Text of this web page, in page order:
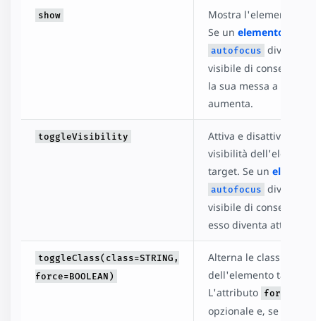
show
Mostra l'elemento
Se un elemento
autofocus diventa
visibile di
la sua messa a fuoco
aumenta.
toggleVisibility
Attiva e disattiva la
visibilità dell'elemento
target. Se un
autofocus diventa
visibile di
esso diventa attivo.
toggleClass(class=STRING,
force=BOOLEAN)
Alterna le classi
dell'elemento target.
L'attributo force
opzionale e, se